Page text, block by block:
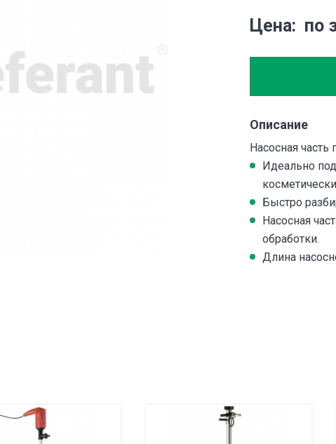
Цена по
Описание
Насосная часть
Идеально
Быстро
Насосная
обработки.
Длина